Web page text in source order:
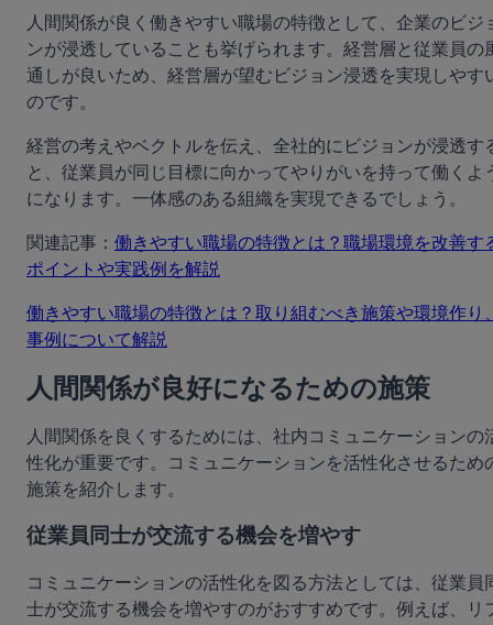
人間関係が良く働きやすい職場の特徴として、企業のビジ
ンが浸透していることも挙げられます。経営層と従業員の
通しが良いため、経営層が望むビジョン浸透を実現しやす
のです。
経営の考えやベクトルを伝え、全社的にビジョンが浸透す
と、従業員が同じ目標に向かってやりがいを持って働くよ
になります。一体感のある組織を実現できるでしょう。
関連記事： 働きやすい職場の特徴とは？職場環境を改善す
ポイントや実践例を解説
働きやすい職場の特徴とは？取り組むべき施策や環境作り
事例について解説
人間関係が良好になるための施策
人間関係を良くするためには、社内コミュニケーションの
性化が重要です。コミュニケーションを活性化させるため
施策を紹介します。
従業員同士が交流する機会を増やす
コミュニケーションの活性化を図る方法としては、従業員
士が交流する機会を増やすのがおすすめです。例えば、リ